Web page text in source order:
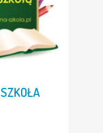
SZKOŁA